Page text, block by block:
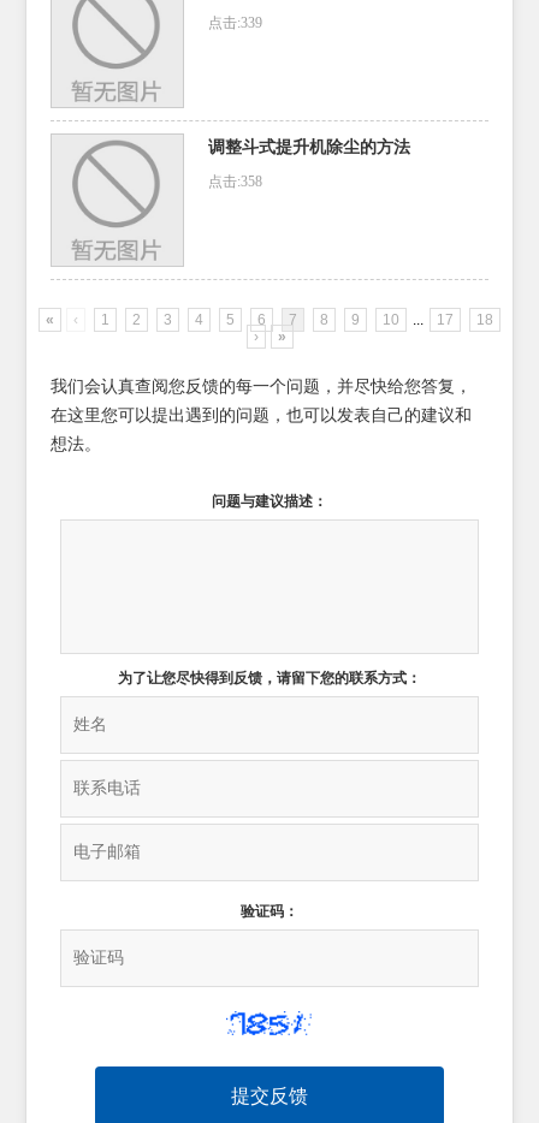
点击:339
调整斗式提升机除尘的方法
点击:358
« ‹ 1 2 3 4 5 6 7 8 9 10 17
18
›
»
我们会认真查阅您反馈的每一个问题，并尽快给您答复，
在这里您可以提出遇到的问题，也可以发表自己的建议和
想法。
问题与建议描述：
为了让您尽快得到反馈，请留下您的联系方式：
验证码：